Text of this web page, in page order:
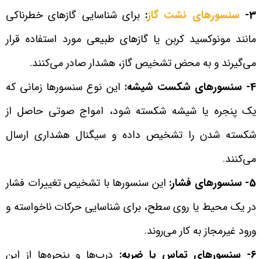
3- سنسورهای نشت گاز: برای شناسایی گازهای خطرناکی
مانند مونوکسید کربن یا گازهای طبیعی مورد استفاده قرار
می‌گیرند و به محض تشخیص گاز، هشدار صادر می‌کنند.
4- سنسورهای شکست شیشه:
این نوع سنسورها زمانی که
یک پنجره یا شیشه شکسته شود، امواج صوتی حاصل از
شکسته شدن را تشخیص داده و سیگنال هشداری ارسال
می‌کنند.
5- سنسورهای فشار:
این سنسورها با تشخیص تغییرات فشار
در یک محیط یا روی سطح، برای شناسایی حرکات ناخواسته و
ورود غیرمجاز به کار می‌روند.
6- سنسورهای تماس یا ضربه:
درب‌ها و پنجره‌ها از این